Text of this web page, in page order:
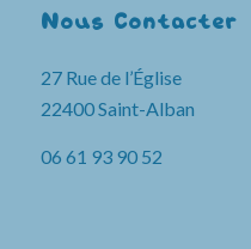
Nous Contacter
27 Rue de l’Église
22400 Saint-Alban
06 61 93 90 52